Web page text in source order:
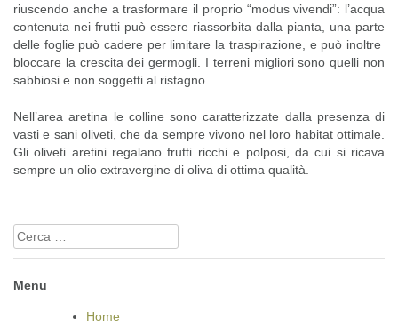
riuscendo anche a trasformare il proprio “modus vivendi”: l’acqua
contenuta nei frutti può essere riassorbita dalla pianta, una parte
delle foglie può cadere per limitare la traspirazione, e può inoltre
bloccare la crescita dei germogli. I terreni migliori sono quelli non
sabbiosi e non soggetti al ristagno.
Nell’area aretina le colline sono caratterizzate dalla presenza di
vasti e sani oliveti, che da sempre vivono nel loro habitat ottimale.
Gli oliveti aretini regalano frutti ricchi e polposi, da cui si ricava
sempre un olio extravergine di oliva di ottima qualità.
Ricerca
per:
Menu
Home